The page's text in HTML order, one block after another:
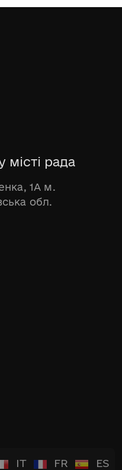
місті рада
1А м.
обл.
IT FR ES